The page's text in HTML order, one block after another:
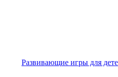
Развивающие игры для